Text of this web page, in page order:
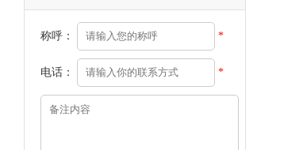
称呼： *
电话： *